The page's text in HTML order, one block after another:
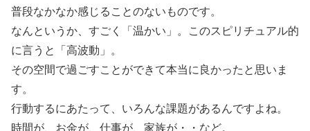
普段なかなか感じることのないものです。
なんというか、すごく「温かい」。このスピリチュアル的
に言うと「高波動」。
その空間で過ごすことができて本当に良かったと思いま
す。
行動するにあたって、いろんな課題があるんですよね。
時間が、お金が、仕事が、家族が・・など。